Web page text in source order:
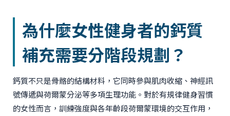
為什麼女性健身者的鈣質
補充需要分階段規劃？
鈣質不只是骨骼的結構材料，它同時參與肌肉收縮、神經訊
號傳遞與荷爾蒙分泌等多項生理功能。對於有規律健身習慣
的女性而言，訓練強度與各年齡段荷爾蒙環境的交互作用，